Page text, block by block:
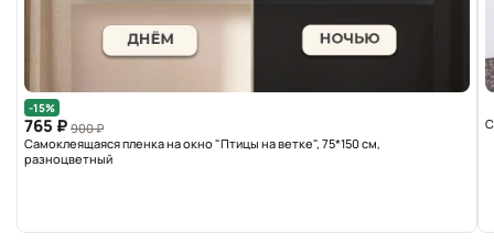
-15%
765 ₽ 900 ₽
Самоклеящаяся пленка на окно "Птицы на ветке", 75*150 см,
разноцветный